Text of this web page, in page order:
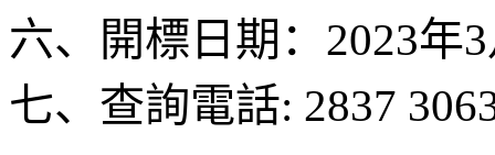
六、開標日期：2023年
七、查詢電話: 2837